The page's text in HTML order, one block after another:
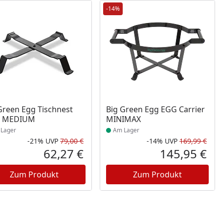
Preis
Egg Tischnest
am Lager
Rabatt in Prozent
-21%
Ursprünglicher Preis
UVP 79,00 €
Aktueller Preis
62,27 €
Zum Produkt
-14%
Big Green Egg EGG Carrier
MINIMAX
Produkt am Lager
Am Lager
-14% UVP 169,99 €
145,95 €
Zum Produkt